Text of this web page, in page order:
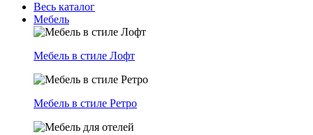
Весь каталог
Мебель
Мебель в стиле Лофт
Мебель в стиле Ретро